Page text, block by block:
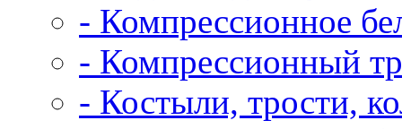
- Компрессионное
- Компрессионный
- Костыли, трости,